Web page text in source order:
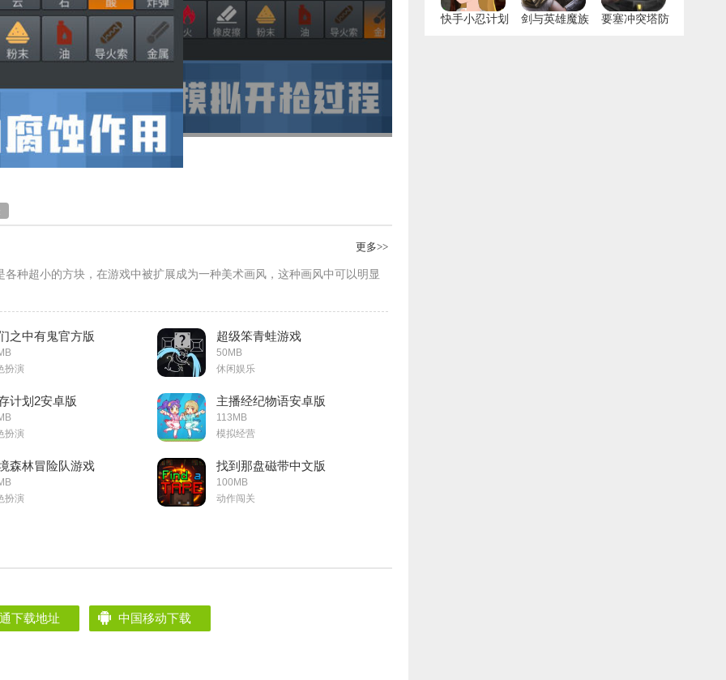
更多>>
种超小的方块，在游戏中被扩展成为一种美术画风，这种画风中可以明显
之中有鬼官方版
扮演
超级笨青蛙游戏
50MB
休闲娱乐
计划2安卓版
扮演
主播经纪物语安卓版
113MB
模拟经营
森林冒险队游戏
扮演
找到那盘磁带中文版
100MB
动作闯关
下载地址 中国移动下载
快手小忍计划
剑与英雄魔族
要塞冲突塔防